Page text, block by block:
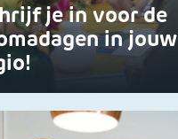
je in voor de
in jouw